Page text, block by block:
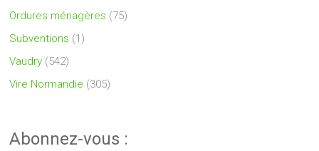
Ordures ménagères (75)
Subventions (1)
Vaudry (542)
Vire Normandie (305)
Abonnez-vous :